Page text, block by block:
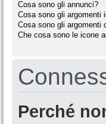
Cosa sono gli annunci?
Cosa sono gli argomenti
Cosa sono gli argomenti
Che cosa sono le icone
Perché